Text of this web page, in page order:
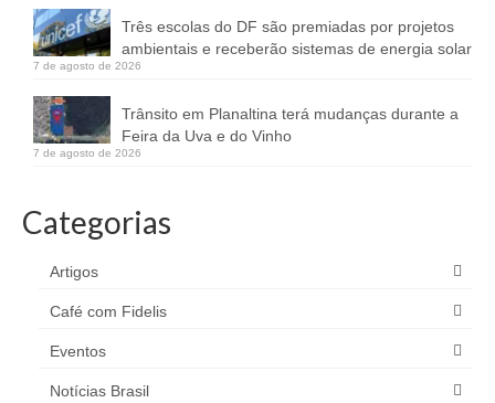
Três escolas do DF são premiadas por projetos
ambientais e receberão sistemas de energia solar
7 de agosto de 2026
Trânsito em Planaltina terá mudanças durante a
Feira da Uva e do Vinho
7 de agosto de 2026
Categorias
Artigos
Café com Fidelis
Eventos
Notícias Brasil